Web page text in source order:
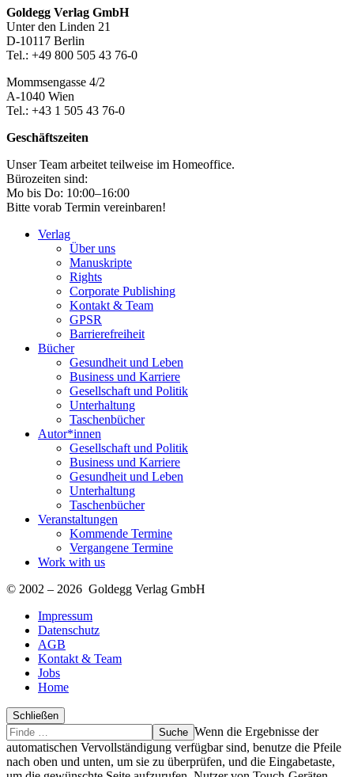
Footer-
Section
Goldegg Verlag GmbH
Unter den Linden 21
D-10117 Berlin
Tel.: +49 800 505 43 76-0
Mommsengasse 4/2
A-1040 Wien
Tel.: +43 1 505 43 76-0
Geschäftszeiten
Unser Team arbeitet teilweise im Homeoffice.
Bürozeiten sind:
Mo bis Do: 10:00–16:00
Bitte vorab Termin vereinbaren!
Verlag
Über uns
Manuskripte
Rights
Corporate Publishing
Kontakt & Team
GPSR
Barrierefreiheit
Bücher
Gesundheit und Leben
Business und Karriere
Gesellschaft und Politik
Unterhaltung
Taschenbücher
Autor*innen
Gesellschaft und Politik
Business und Karriere
Gesundheit und Leben
Unterhaltung
Taschenbücher
Veranstaltungen
Kommende Termine
Vergangene Termine
Work with us
© 2002 – 2026 Goldegg Verlag GmbH
Impressum
Datenschutz
AGB
Kontakt & Team
Jobs
Home
Schließen
Suche
Finde
…
Wenn die Ergebnisse der
automatischen Vervollständigung verfügbar sind, benutze die Pfeile
nach oben und unten, um sie zu überprüfen, und die Eingabetaste,